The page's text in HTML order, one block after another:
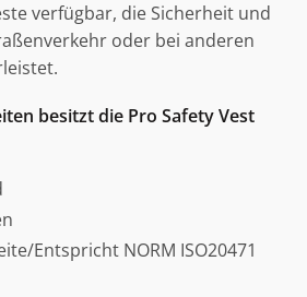
verfügbar, die Sicherheit und
oder bei anderen
besitzt die Pro Safety Vest
Entspricht NORM ISO20471